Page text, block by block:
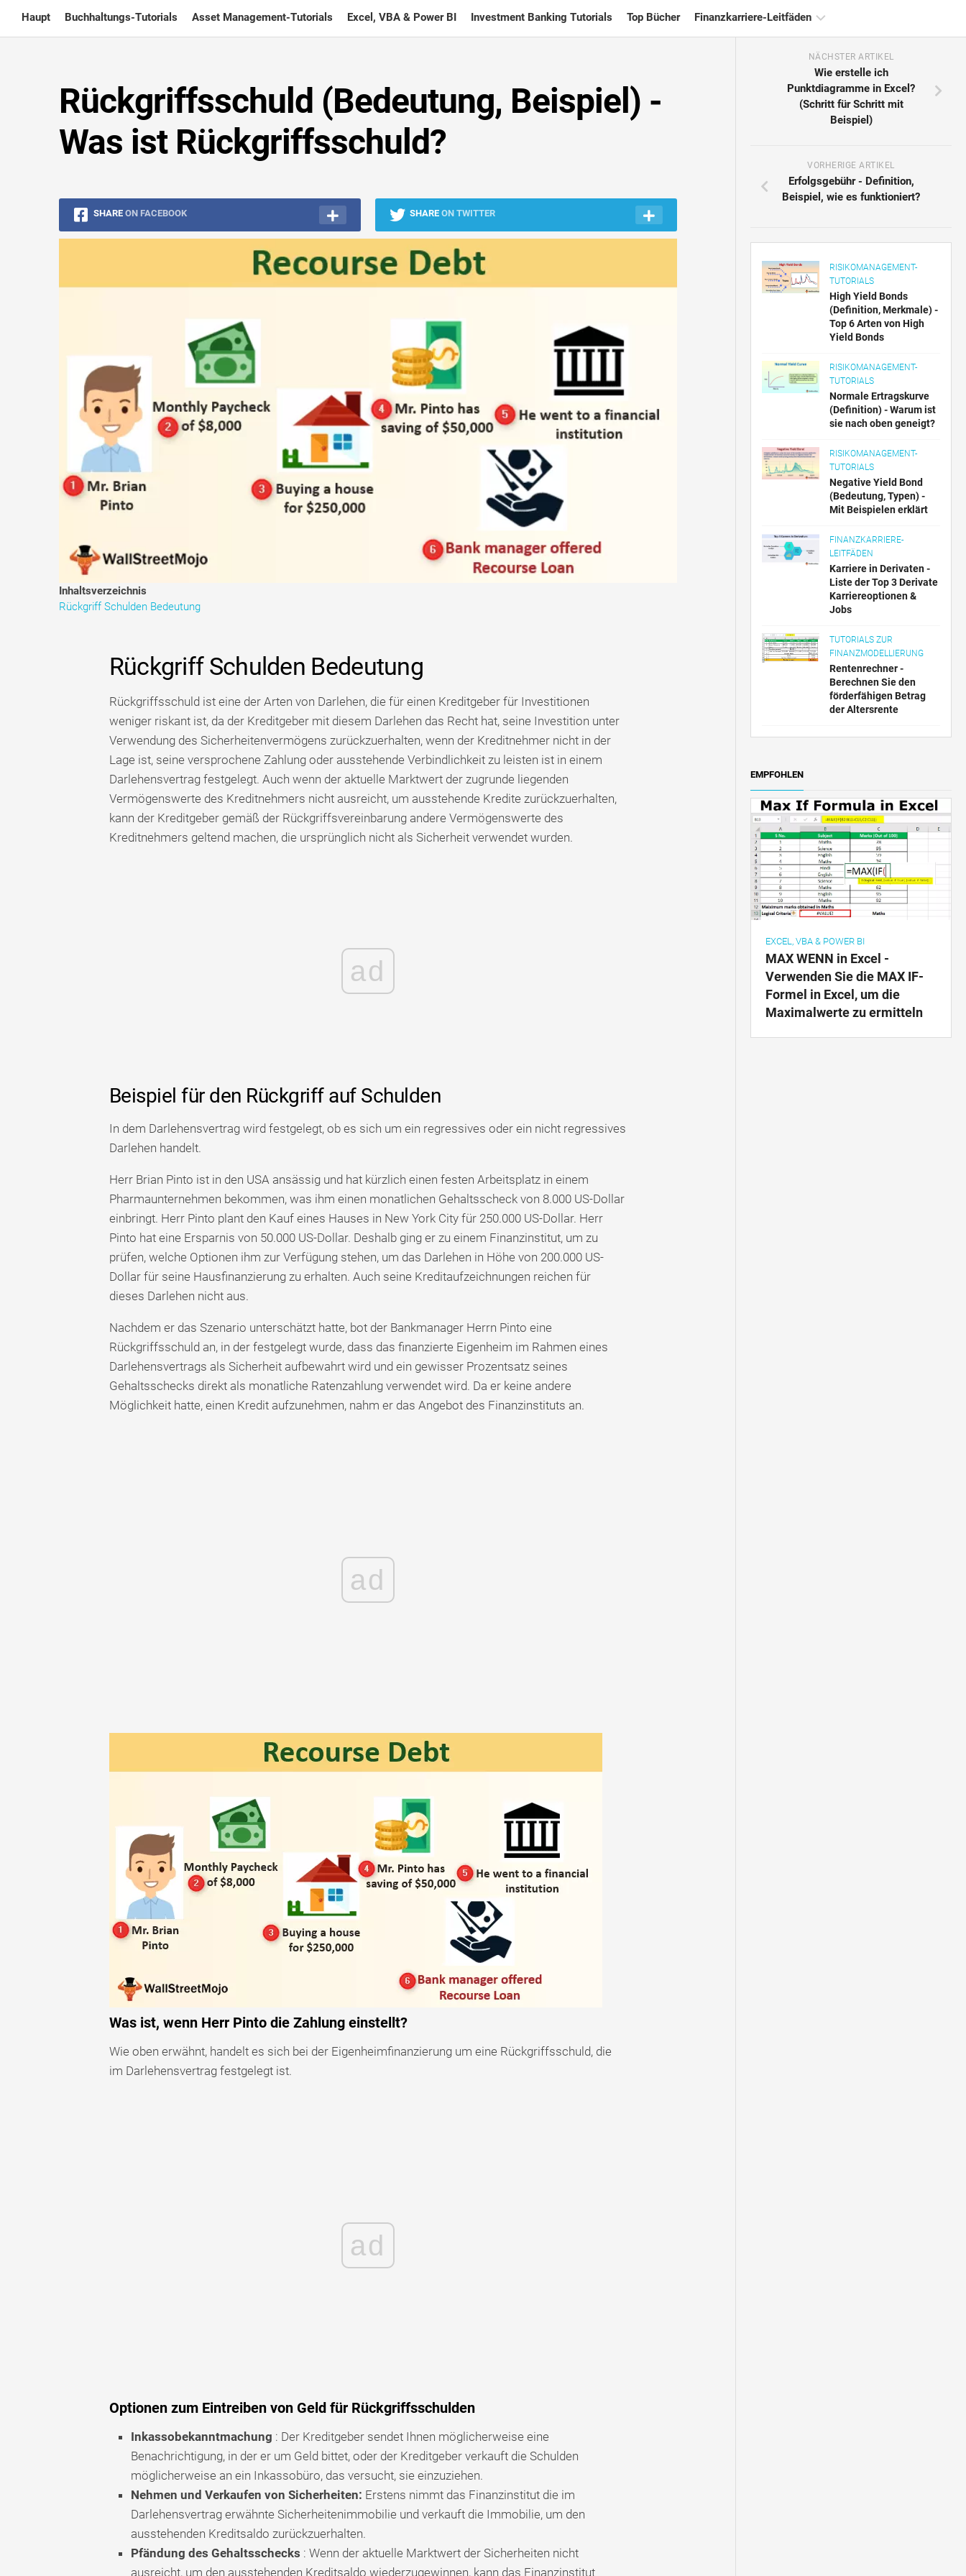
content
Haupt Buchhaltungs-Tutorials Asset Management-Tutorials Excel, VBA & Power BI Investment Banking Tutorials Top Bücher Finanzkarriere-Leitfäden
Finanzzertifizierung
Vollständige
Rückgriffsschuld (Bedeutung, Beispiel) -
Was ist Rückgriffsschuld?
SHARE ON FACEBOOK SHARE ON TWITTER
Inhaltsverzeichnis
Rückgriff Schulden Bedeutung
Rückgriff Schulden Bedeutung
Rückgriffsschuld ist eine der Arten von Darlehen, die für einen Kreditgeber für Investitionen
weniger riskant ist, da der Kreditgeber mit diesem Darlehen das Recht hat, seine Investition unter
Verwendung des Sicherheitenvermögens zurückzuerhalten, wenn der Kreditnehmer nicht in der
Lage ist, seine versprochene Zahlung oder ausstehende Verbindlichkeit zu leisten ist in einem
Darlehensvertrag festgelegt. Auch wenn der aktuelle Marktwert der zugrunde liegenden
Vermögenswerte des Kreditnehmers nicht ausreicht, um ausstehende Kredite zurückzuerhalten,
kann der Kreditgeber gemäß der Rückgriffsvereinbarung andere Vermögenswerte des
Kreditnehmers geltend machen, die ursprünglich nicht als Sicherheit verwendet wurden.
ad
Beispiel für den Rückgriff auf Schulden
In dem Darlehensvertrag wird festgelegt, ob es sich um ein regressives oder ein nicht regressives
Darlehen handelt.
Herr Brian Pinto ist in den USA ansässig und hat kürzlich einen festen Arbeitsplatz in einem
Pharmaunternehmen bekommen, was ihm einen monatlichen Gehaltsscheck von 8.000 US-Dollar
einbringt. Herr Pinto plant den Kauf eines Hauses in New York City für 250.000 US-Dollar. Herr
Pinto hat eine Ersparnis von 50.000 US-Dollar. Deshalb ging er zu einem Finanzinstitut, um zu
prüfen, welche Optionen ihm zur Verfügung stehen, um das Darlehen in Höhe von 200.000 US-
Dollar für seine Hausfinanzierung zu erhalten. Auch seine Kreditaufzeichnungen reichen für
dieses Darlehen nicht aus.
Nachdem er das Szenario unterschätzt hatte, bot der Bankmanager Herrn Pinto eine
Rückgriffsschuld an, in der festgelegt wurde, dass das finanzierte Eigenheim im Rahmen eines
Darlehensvertrags als Sicherheit aufbewahrt wird und ein gewisser Prozentsatz seines
Gehaltsschecks direkt als monatliche Ratenzahlung verwendet wird. Da er keine andere
Möglichkeit hatte, einen Kredit aufzunehmen, nahm er das Angebot des Finanzinstituts an.
ad
Was ist, wenn Herr Pinto die Zahlung einstellt?
Wie oben erwähnt, handelt es sich bei der Eigenheimfinanzierung um eine Rückgriffsschuld, die
im Darlehensvertrag festgelegt ist.
ad
Optionen zum Eintreiben von Geld für Rückgriffsschulden
Inkassobekanntmachung : Der Kreditgeber sendet Ihnen möglicherweise eine
Benachrichtigung, in der er um Geld bittet, oder der Kreditgeber verkauft die Schulden
möglicherweise an ein Inkassobüro, das versucht, sie einzuziehen.
Nehmen und Verkaufen von Sicherheiten: Erstens nimmt das Finanzinstitut die im
Darlehensvertrag erwähnte Sicherheitenimmobilie und verkauft die Immobilie, um den
ausstehenden Kreditsaldo zurückzuerhalten.
Pfändung des Gehaltsschecks : Wenn der aktuelle Marktwert der Sicherheiten nicht
ausreicht, um den ausstehenden Kreditsaldo wiederzugewinnen, kann das Finanzinstitut
NÄCHSTER ARTIKEL
Wie erstelle ich
Punktdiagramme in Excel?
(Schritt für Schritt mit
Beispiel)
VORHERIGE ARTIKEL
Erfolgsgebühr - Definition,
Beispiel, wie es funktioniert?
RISIKOMANAGEMENT-
TUTORIALS
High Yield Bonds
(Definition, Merkmale) -
Top 6 Arten von High
Yield Bonds
RISIKOMANAGEMENT-
TUTORIALS
Normale Ertragskurve
(Definition) - Warum ist
sie nach oben geneigt?
RISIKOMANAGEMENT-
TUTORIALS
Negative Yield Bond
(Bedeutung, Typen) -
Mit Beispielen erklärt
FINANZKARRIERE-
LEITFÄDEN
Karriere in Derivaten -
Liste der Top 3 Derivate
Karriereoptionen &
Jobs
TUTORIALS ZUR
FINANZMODELLIERUNG
Rentenrechner -
Berechnen Sie den
förderfähigen Betrag
der Altersrente
EMPFOHLEN
EXCEL, VBA & POWER BI
MAX WENN in Excel -
Verwenden Sie die MAX IF-
Formel in Excel, um die
Maximalwerte zu ermitteln